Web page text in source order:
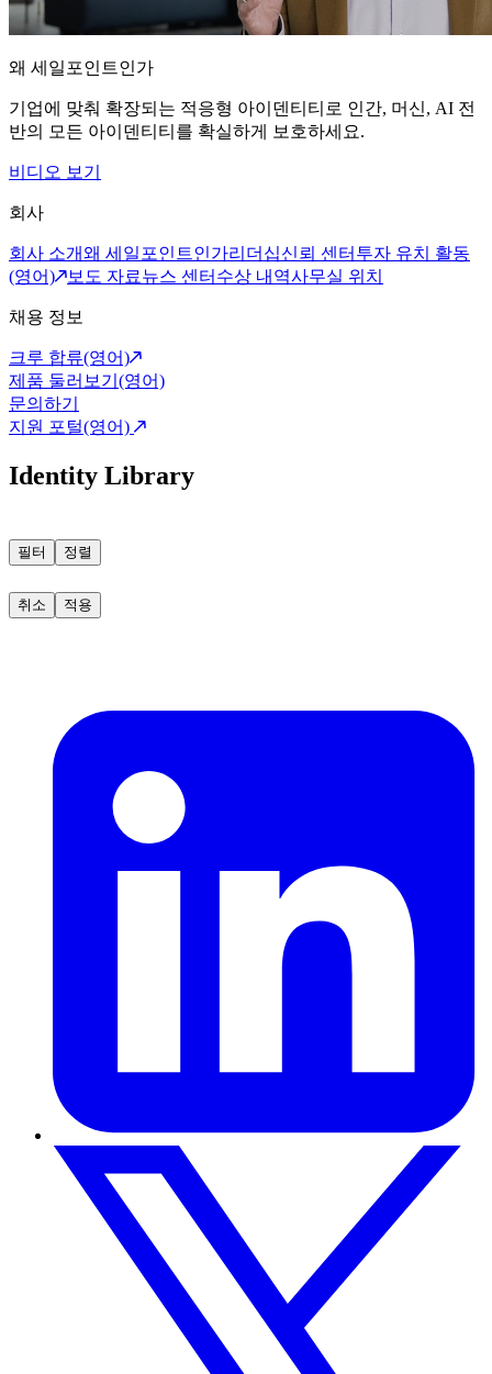
왜 세일포인트인가
기업에 맞춰 확장되는 적응형 아이덴티티로 인간, 머신, AI 전
반의 모든 아이덴티티를 확실하게 보호하세요.
비디오 보기
회사
회사 소개왜 세일포인트인가리더십신뢰 센터 투자 유치 활동
(영어)
보도 자료뉴스 센터 수상 내역사무실 위치
채용 정보
크루 합류(영어)
제품 둘러보기(영어)
문의하기
지원 포털(영어)
Identity Library
필터 정렬
취소 적용